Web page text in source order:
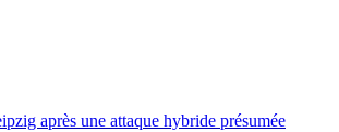
après une attaque hybride présumée